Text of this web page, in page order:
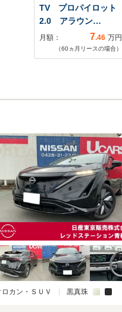
TV プロパイロット
2.0 アラウン…
月額： 7.46 万円
（60ヵ月リースの場合）
ロカン・ＳＵＶ 黒真珠